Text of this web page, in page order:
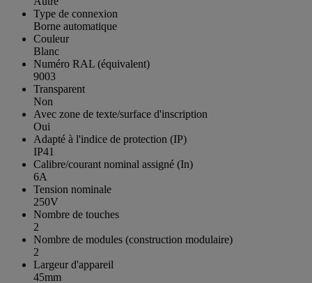
Type de connexion
Borne automatique
Couleur
Blanc
Numéro RAL (équivalent)
9003
Transparent
Non
Avec zone de texte/surface d'inscription
Oui
Adapté à l'indice de protection (IP)
IP41
Calibre/courant nominal assigné (In)
6A
Tension nominale
250V
Nombre de touches
2
Nombre de modules (construction modulaire)
2
Largeur d'appareil
45mm